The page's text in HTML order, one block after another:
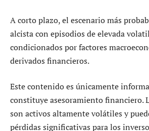
A corto plazo, el escenario más
alcista con episodios de elevada
condicionados por factores
derivados financieros.
Este contenido es únicamente
constituye asesoramiento financiero.
son activos altamente volátiles y
pérdidas significativas para los